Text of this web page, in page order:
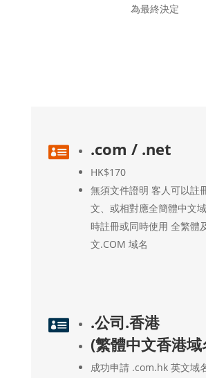
為最終決定
 .com / .net
HK$170
無須文件證明 客人可以註
文、或相對應全簡體中文
時註冊或同時使用 全繁體
文.COM 域名

.公司.香港
(繁體中文香港域
成功申請 .com.hk 英文域